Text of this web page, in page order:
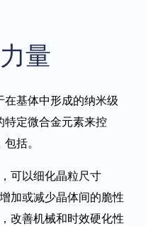
量
在基体中形成的纳米级
特定微合金元素来控
括。
可以细化晶粒尺寸
加或减少晶体间的脆性
改善机械和时效硬化性